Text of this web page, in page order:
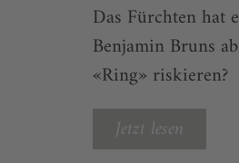
Das Fürchten hat
Benjamin Bruns
«Ring» riskieren?
Jetzt lesen